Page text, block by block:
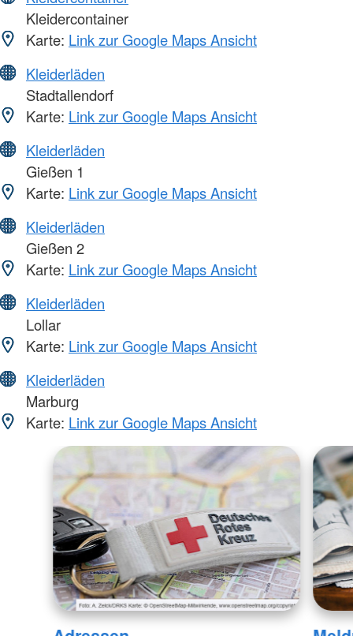
Kleidercontainer
Karte: Link zur Google Maps Ansicht
Kleiderläden
Stadtallendorf
Karte: Link zur Google Maps Ansicht
Kleiderläden
Gießen 1
Karte: Link zur Google Maps Ansicht
Kleiderläden
Gießen 2
Karte: Link zur Google Maps Ansicht
Kleiderläden
Lollar
Karte: Link zur Google Maps Ansicht
Kleiderläden
Marburg
Karte: Link zur Google Maps Ansicht